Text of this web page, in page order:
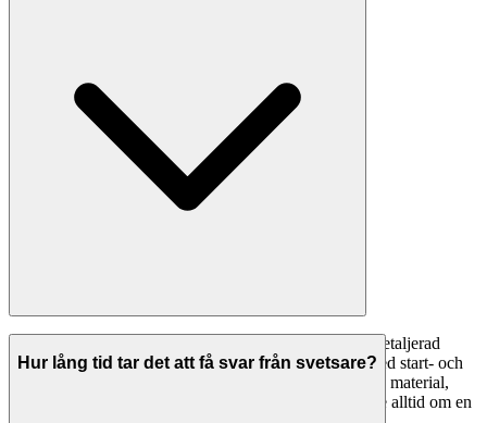
En professionell offert från en svetsare ska innehålla: detaljerad
specifikation av arbetet, material som ingår, tidsplan med start- och
slutdatum, total kostnad uppdelad på arbetskostnad och material,
betalningsvillkor, garantier och eventuella förbehåll. Be alltid om en
Hur lång tid tar det att få svar från svetsare?